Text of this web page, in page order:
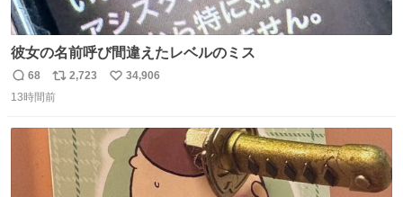
彼女の名前呼び間違えたレベルのミス
返
信
68
リ
ポ
ト
数
2,723
い
数
34,906
13時間前